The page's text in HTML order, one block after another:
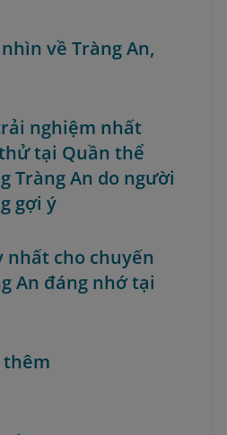
về Tràng An,
nghiệm nhất
tại Quần thể
Tràng An do người
gợi ý
nhất cho chuyến
An đáng nhớ tại
thêm